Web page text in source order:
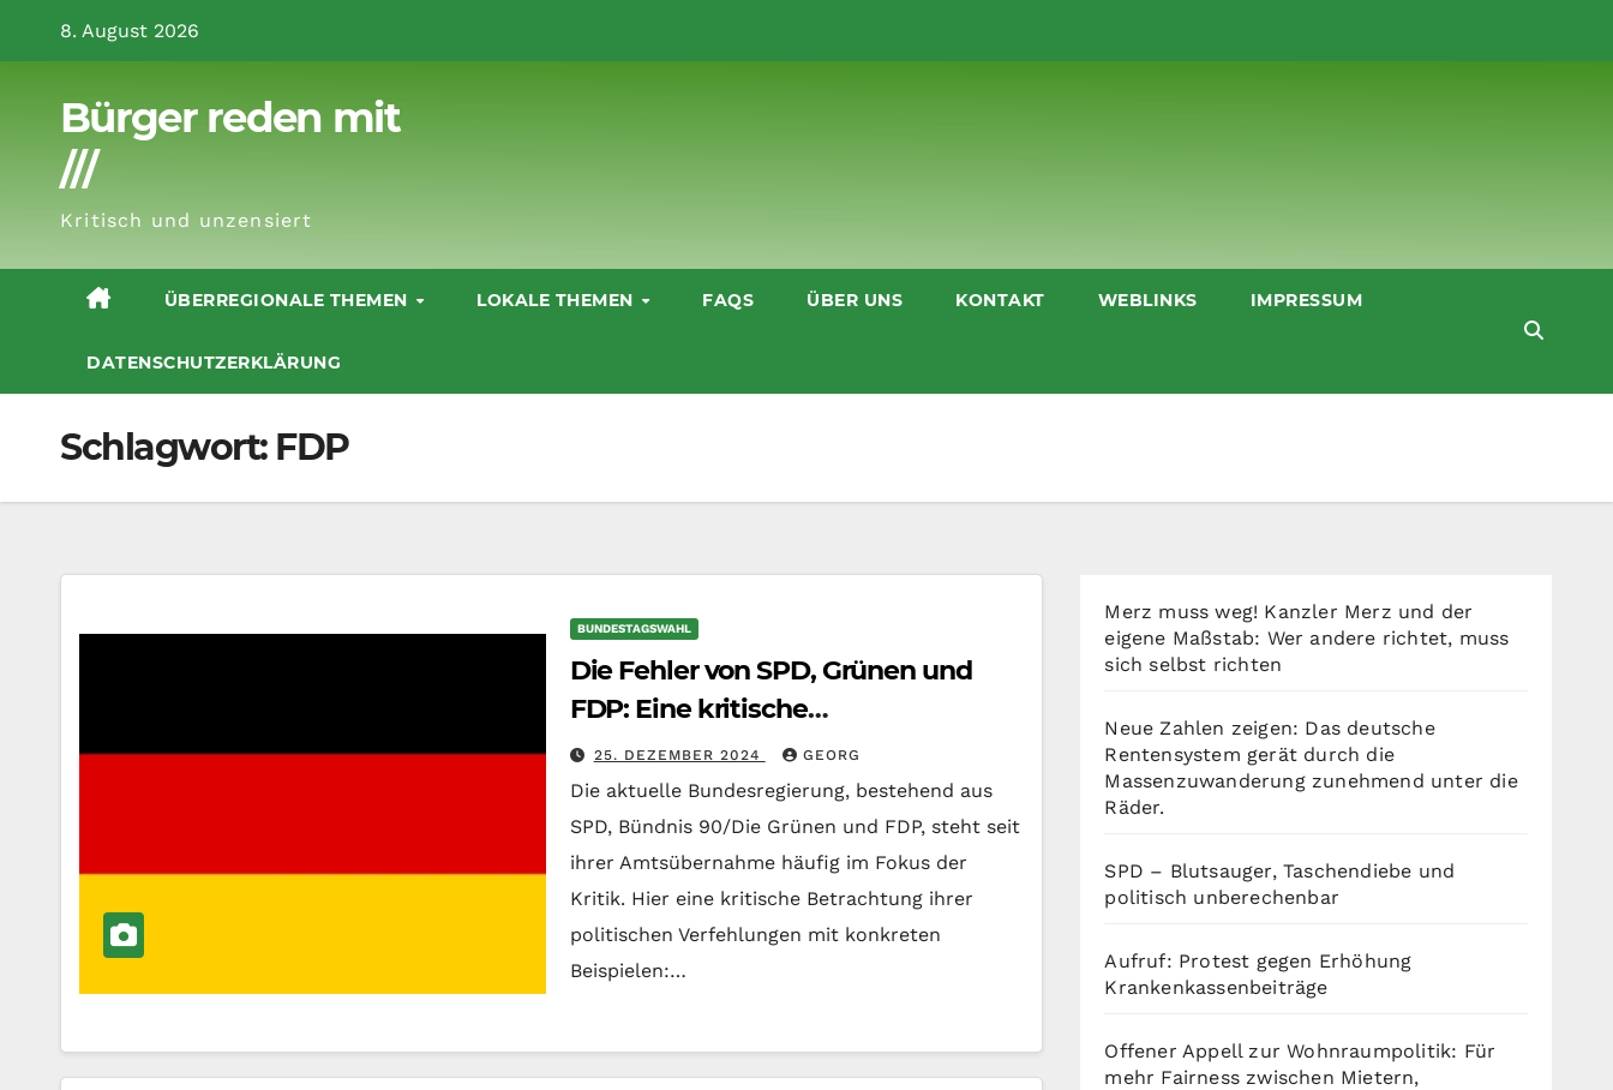
8. August 2026
Bürger reden mit
///
Kritisch und unzensiert
ÜBERREGIONALE THEMEN LOKALE THEMEN FAQS ÜBER UNS KONTAKT WEBLINKS IMPRESSUM
DATENSCHUTZERKLÄRUNG
Schlagwort: FDP
BUNDESTAGSWAHL
Die Fehler von SPD, Grünen und
FDP: Eine kritische
Bestandsaufnahme
25. DEZEMBER 2024 GEORG
Die aktuelle Bundesregierung, bestehend aus
SPD, Bündnis 90/Die Grünen und FDP, steht seit
ihrer Amtsübernahme häufig im Fokus der
Kritik. Hier eine kritische Betrachtung ihrer
politischen Verfehlungen mit konkreten
Beispielen:…
Merz muss weg! Kanzler Merz und der
eigene Maßstab: Wer andere richtet, muss
sich selbst richten
Neue Zahlen zeigen: Das deutsche
Rentensystem gerät durch die
Massenzuwanderung zunehmend unter die
Räder.
SPD – Blutsauger, Taschendiebe und
politisch unberechenbar
Aufruf: Protest gegen Erhöhung
Krankenkassenbeiträge
Offener Appell zur Wohnraumpolitik: Für
mehr Fairness zwischen Mietern,